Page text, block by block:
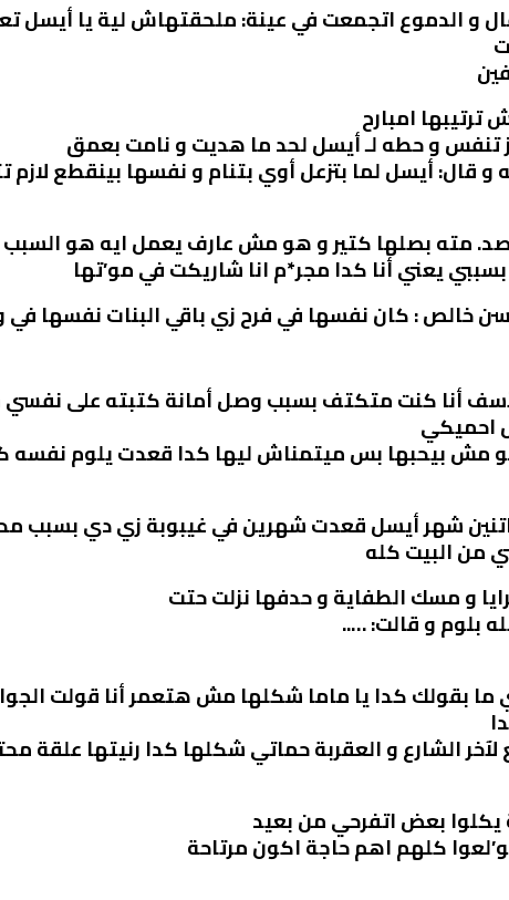
و الدموع اتجمعت في عينة: ملحقتهاش لية يا أيسل
امبارح
تنفس و حطه لـ أيسل لحد ما هديت و نامت بعمق
أيسل لما بتزعل أوي بتنام و نفسها بينقطع
مته بصلها كتير و هو مش عارف يعمل ايه هو
يعني أنا كدا مجر*م انا شاريكت في مو’تها
خالص : كان نفسها في فرح زي باقي البنات نفسها في
أنا كنت متكتف بسبب وصل أمانة كتبته على
احميكي
مش بيحبها بس ميتمناش ليها كدا قعدت يلوم نفسه
شهر أيسل قعدت شهرين في غيبوبة زي دي بسبب
من البيت كله
و مسك الطفاية و حدفها نزلت حتت
بلوم و قالت: …..
ما بقولك كدا يا ماما شكلها مش هتعمر أنا قولت
الشارع و العقربة حماتي شكلها كدا رنيتها علقة
بعض اتفرحي من بعيد
كلهم اهم حاجة اكون مرتاحة